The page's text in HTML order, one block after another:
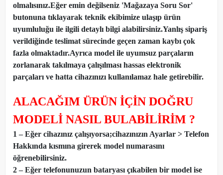
olmalısınız.Eğer emin değilseniz 'Mağazaya Soru Sor'
butonuna tıklayarak teknik ekibimize ulaşıp ürün
uyumluluğu ile ilgili detaylı bilgi alabilirsiniz.Yanlış sipariş
verildiğinde teslimat sürecinde geçen zaman kaybı çok
fazla olmaktadır.Ayrıca model ile uyumsuz parçaların
zorlanarak takılmaya çalışılması hassas elektronik
parçaları ve hatta cihazınızı kullanılamaz hale getirebilir.
ALACAĞIM ÜRÜN İÇİN DOĞRU
MODELİ NASIL BULABİLİRİM ?
1 – Eğer cihazınız çalışıyorsa;cihazınızın Ayarlar > Telefon
Hakkında kısmına girerek model numarasını
öğrenebilirsiniz.
2 – Eğer telefonunuzun bataryası çıkabilen bir model ise